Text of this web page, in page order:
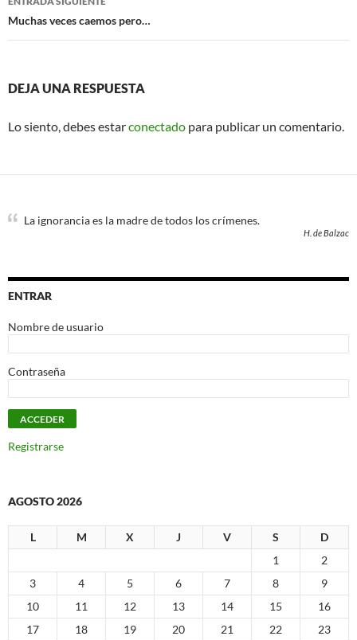
Muchas veces caemos pero…
DEJA UNA RESPUESTA
Lo siento, debes estarconectado para publicar un comentario.
La ignorancia es la madre de todos los crímenes.
H. de Balzac
ENTRAR
Nombre de usuario
Contraseña
Registrarse
AGOSTO 2026
L M X J V S
D
1
2
3
4 5 6 7 8
9
10
11 12 13 14 15
16
17
18 19 20 21 22
23